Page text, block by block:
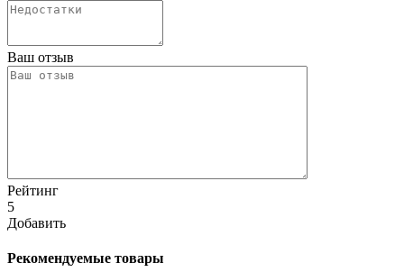
Ваш отзыв
Рейтинг
5
Добавить
Рекомендуемые товары